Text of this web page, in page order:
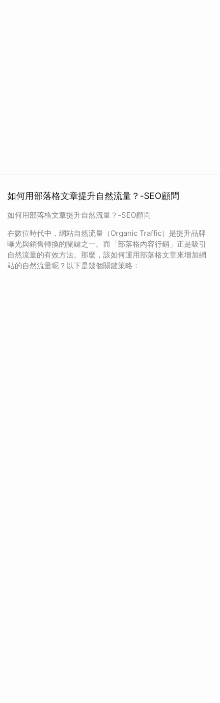
如何用部落格文章提升自然流量？-SEO顧問
如何用部落格文章提升自然流量？-SEO顧問
在數位時代中，網站自然流量（Organic Traffic）是提升品牌
曝光與銷售轉換的關鍵之一。而「部落格內容行銷」正是吸引
自然流量的有效方法。那麼，該如何運用部落格文章來增加網
站的自然流量呢？以下是幾個關鍵策略：